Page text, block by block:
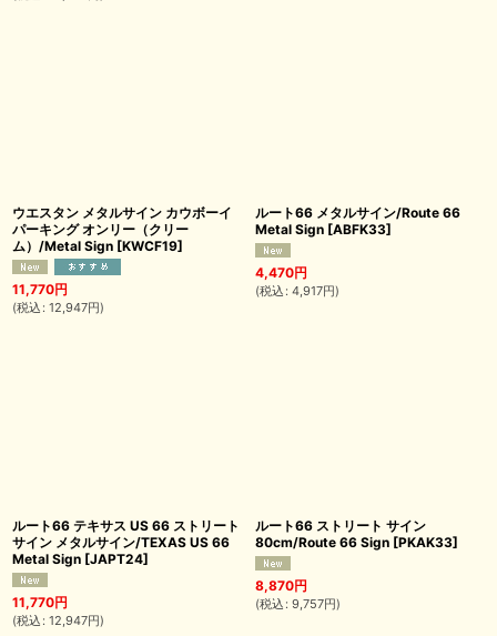
ウエスタン メタルサイン カウボーイ
パーキング オンリー（クリー
ム）/Metal Sign [KWCF19]
11,770円
(税込 : 12,947円)
ルート66 メタルサイン/Route 66
Metal Sign [ABFK33]
4,470円
(税込 : 4,917円)
ルート66 テキサス US 66 ストリート
サイン メタルサイン/TEXAS US 66
Metal Sign [JAPT24]
11,770円
(税込 : 12,947円)
ルート66 ストリート サイン
80cm/Route 66 Sign [PKAK33]
8,870円
(税込 : 9,757円)